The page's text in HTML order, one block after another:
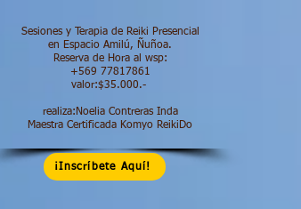
Sesiones y Terapia de Reiki Presencial
en Espacio Amilú, Ñuñoa.
Reserva de Hora al wsp:
+569 77817861
valor:$35.000.-
realiza:Noelia Contreras Inda
Maestra Certificada Komyo ReikiDo
¡Inscríbete Aquí!